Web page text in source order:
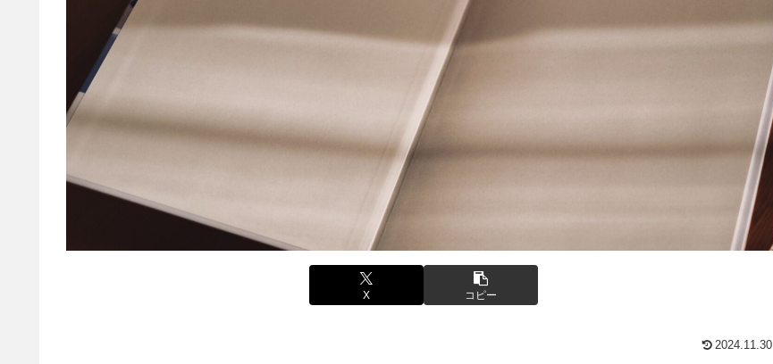
X コピー
2024.11.30